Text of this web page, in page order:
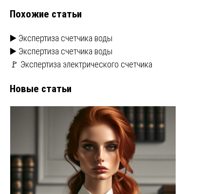
Похожие статьи
▶️ Экспертиза счетчика воды
▶️ Экспертиза счетчика воды
🚩 Экспертиза электрического счетчика
Новые статьи